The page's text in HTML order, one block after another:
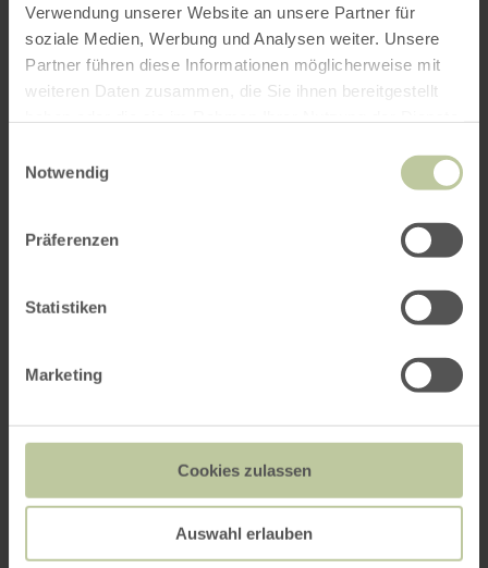
Verwendung unserer Website an unsere Partner für
soziale Medien, Werbung und Analysen weiter. Unsere
Partner führen diese Informationen möglicherweise mit
weiteren Daten zusammen, die Sie ihnen bereitgestellt
Notwendig
Präferenzen
Statistiken
Marketing
Cookies zulassen
Auswahl erlauben